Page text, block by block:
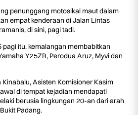
penunggang motosikal maut dalam
empat kenderaan di Jalan Lintas
di sini, pagi tadi.
pagi itu, kemalangan membabitkan
Y25ZR, Perodua Aruz, Myvi dan
Kinabalu, Asisten Komisioner Kasim
di tempat kejadian mendapati
berusia lingkungan 20-an dari arah
Padang.